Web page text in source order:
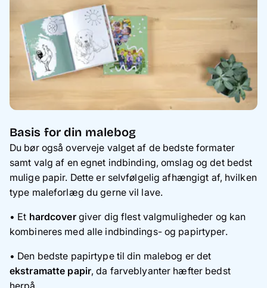
Basis for din malebog
Du bør også overveje valget af de bedste formater
samt valg af en egnet indbinding, omslag og det bedst
mulige papir. Dette er selvfølgelig afhængigt af, hvilken
type maleforlæg du gerne vil lave.
• Et hardcovergiver dig flest valgmuligheder og kan
kombineres med alle indbindings- og papirtyper.
• Den bedste papirtype til din malebog er det
ekstramatte papir, da farveblyanter hæfter bedst
herpå.